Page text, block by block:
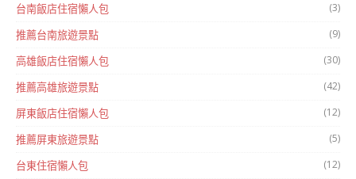
台南飯店住宿懶人包 (3)
推薦台南旅遊景點 (9)
高雄飯店住宿懶人包 (30)
推薦高雄旅遊景點 (42)
屏東飯店住宿懶人包 (12)
推薦屏東旅遊景點 (5)
台東住宿懶人包 (12)